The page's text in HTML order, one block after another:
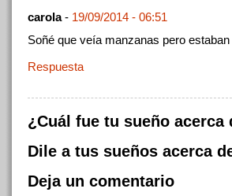
carola- 19/09/2014 - 06:51
Soñé que veía manzanas pero
Respuesta
¿Cuál fue tu sueño acerca
Dile a tus sueños acerca
Deja un comentario